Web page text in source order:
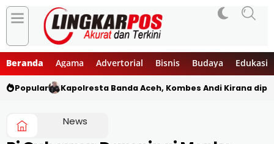
Beranda Agama Advertorial Bisnis Budaya Edukasi
Popular Kapolresta Banda Aceh, Kombes Andi Kirana
News